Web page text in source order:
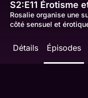
S2:E11 Érotisme
Rosalie organise une
côté sensuel et
Détails Épisodes